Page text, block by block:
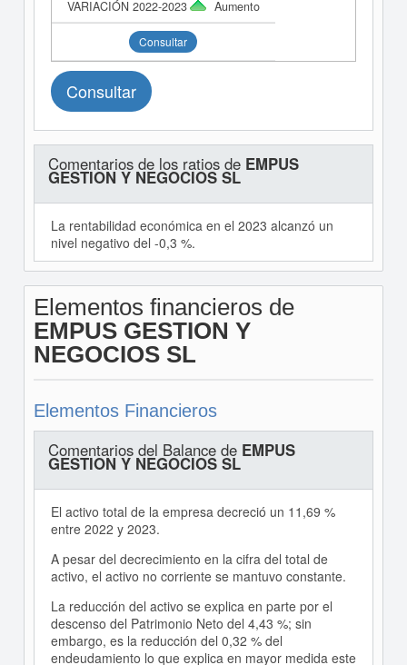
Aumento
Consultar
Consultar
Comentarios de los ratios de EMPUS
GESTION Y NEGOCIOS SL
La rentabilidad económica en el 2023 alcanzó un
nivel negativo del -0,3 %.
Elementos financieros de
EMPUS GESTION Y
NEGOCIOS SL
Elementos Financieros
Comentarios del Balance de EMPUS
GESTION Y NEGOCIOS SL
El activo total de la empresa decreció un 11,69 %
entre 2022 y 2023.
A pesar del decrecimiento en la cifra del total de
activo, el activo no corriente se mantuvo constante.
La reducción del activo se explica en parte por el
descenso del Patrimonio Neto del 4,43 %; sin
embargo, es la reducción del 0,32 % del
endeudamiento lo que explica en mayor medida este